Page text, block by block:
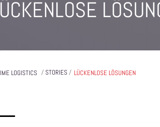
LOGISTICS / STORIES / LÜCKENLOSE LÖSUNGEN